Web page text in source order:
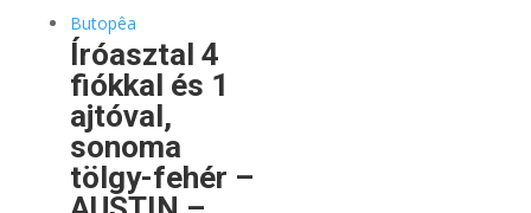
Íróasztal 4
fiókkal és 1
ajtóval,
sonoma
tölgy-fehér –